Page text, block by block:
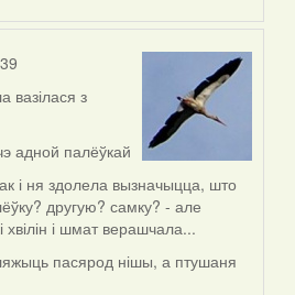
вазілася з
адной палёўкай
і ня здолела вызначыцца, што
другую? самку? - але
і шмат верашчала...
пасярод нішы, а птушаня